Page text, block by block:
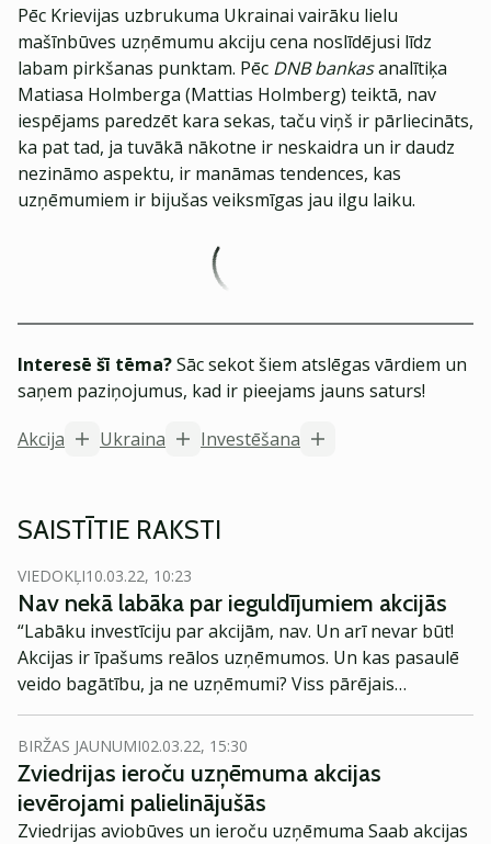
Pēc Krievijas uzbrukuma Ukrainai vairāku lielu
mašīnbūves uzņēmumu akciju cena noslīdējusi līdz
labam pirkšanas punktam. Pēc DNB bankasanalītiķa
Matiasa Holmberga (Mattias Holmberg) teiktā, nav
iespējams paredzēt kara sekas, taču viņš ir pārliecināts,
ka pat tad, ja tuvākā nākotne ir neskaidra un ir daudz
nezināmo aspektu, ir manāmas tendences, kas
uzņēmumiem ir bijušas veiksmīgas jau ilgu laiku.
Interesē šī tēma?Sāc sekot šiem atslēgas vārdiem un
saņem paziņojumus, kad ir pieejams jauns saturs!
Akcija
Ukraina Investēšana
SAISTĪTIE RAKSTI
VIEDOKĻI10.03.22, 10:23
Nav nekā labāka par ieguldījumiem akcijās
“Labāku investīciju par akcijām, nav. Un arī nevar būt!
Akcijas ir īpašums reālos uzņēmumos. Un kas pasaulē
veido bagātību, ja ne uzņēmumi? Viss pārējais
lielākoties būs spekulatīvāks un bieži ar zero-sum
spēles efektu, kā piemēram forex tirdzniecība,”
intervijā investoruklubs.lv saka Nasdaq CSD valdes
priekšsēdētājs Indars Aščuks.
BIRŽAS JAUNUMI02.03.22, 15:30
Zviedrijas ieroču uzņēmuma akcijas
ievērojami palielinājušās
Zviedrijas aviobūves un ieroču uzņēmuma Saab akcijas